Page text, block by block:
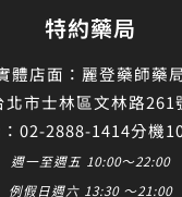
特約藥局
體店面：麗登藥師藥
北市士林區文林路261
02-2888-1414分機
週一至週五 10:00～22:00
例假日週六 13:30 ～21:00